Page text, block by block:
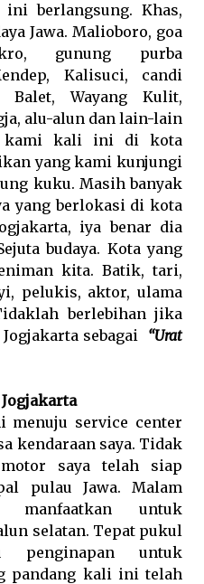
berlangsung. Khas,
Jawa. Malioboro, goa
gunung purba
Kalisuci, candi
Balet, Wayang Kulit,
alu-alun dan lain-lain
kami kali ini di kota
yang kami kunjungi
kuku. Masih banyak
yang berlokasi di kota
iya benar dia
budaya. Kota yang
kita. Batik, tari,
pelukis, aktor, ulama
berlebihan jika
sebagai “Urat
menuju service center
kendaraan saya. Tidak
saya telah siap
pulau Jawa. Malam
untuk
selatan. Tepat pukul
penginapan untuk
pandang kali ini telah